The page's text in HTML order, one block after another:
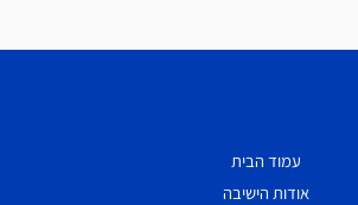
עמוד הבית
אודות הישיבה